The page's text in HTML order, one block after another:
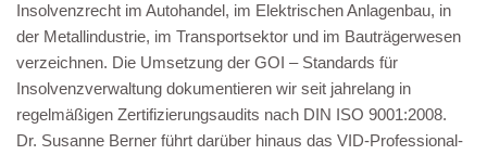
Insolvenzrecht im Autohandel, im Elektrischen Anlagenbau, in
der Metallindustrie, im Transportsektor und im Bauträgerwesen
verzeichnen. Die Umsetzung der GOI – Standards für
Insolvenzverwaltung dokumentieren wir seit jahrelang in
regelmäßigen Zertifizierungsaudits nach DIN ISO 9001:2008.
Dr. Susanne Berner führt darüber hinaus das VID-Professional-